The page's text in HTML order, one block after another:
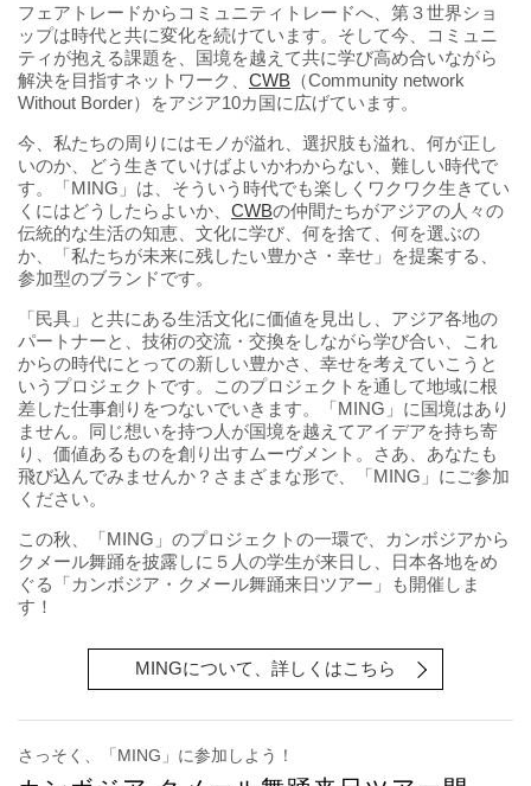
フェアトレードからコミュニティトレードへ、第３世界ショ
ップは時代と共に変化を続けています。そして今、コミュニ
ティが抱える課題を、国境を越えて共に学び高め合いながら
解決を目指すネットワーク、 CWB （Community network
Without Border）をアジア10カ国に広げています。
今、私たちの周りにはモノが溢れ、選択肢も溢れ、何が正し
いのか、どう生きていけばよいかわからない、難しい時代で
す。「MING」は、そういう時代でも楽しくワクワク生きてい
くにはどうしたらよいか、 CWBの仲間たちがアジアの人々の
伝統的な生活の知恵、文化に学び、何を捨て、何を選ぶの
か、「私たちが未来に残したい豊かさ・幸せ」を提案する、
参加型のブランドです。
「民具」と共にある生活文化に価値を見出し、アジア各地の
パートナーと、技術の交流・交換をしながら学び合い、これ
からの時代にとっての新しい豊かさ、幸せを考えていこうと
いうプロジェクトです。このプロジェクトを通して地域に根
差した仕事創りをつないでいきます。「MING」に国境はあり
ません。同じ想いを持つ人が国境を越えてアイデアを持ち寄
り、価値あるものを創り出すムーヴメント。さあ、あなたも
飛び込んでみませんか？さまざまな形で、「MING」にご参加
ください。
この秋、「MING」のプロジェクトの一環で、カンボジアから
クメール舞踊を披露しに５人の学生が来日し、日本各地をめ
ぐる「カンボジア・クメール舞踊来日ツアー」も開催しま
す！
MINGについて、詳しくはこちら
さっそく、「MING」に参加しよう！